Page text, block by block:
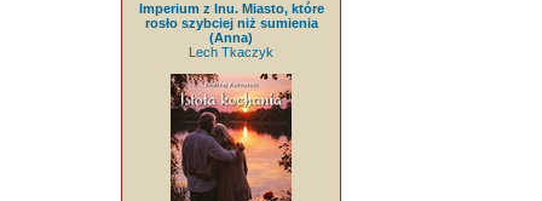
Imperium z lnu. Miasto, które
rosło szybciej niż sumienia
(Anna)
Lech Tkaczyk